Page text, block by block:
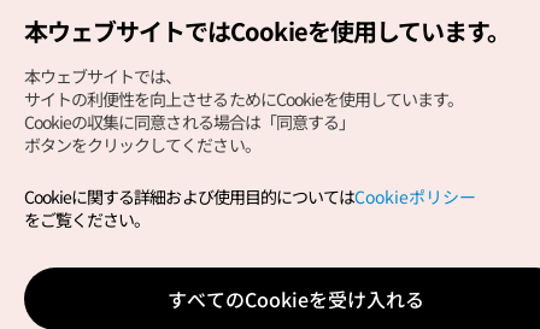
Copyright (c) Korea Tourism Organization All Rights
サイトエラー報告公式メール
japanese@knto.or.kr
本ウェブサイトではCookieを使用しています。
本ウェブサイトでは、
サイトの利便性を向上させるためにCookieを使用しています。
Cookieの収集に同意される場合は「同意する」
ボタンをクリックしてください。
Cookieに関する詳細および使用目的についてはCookieポリシー
をご覧ください。
すべてのCookieを受け入れる